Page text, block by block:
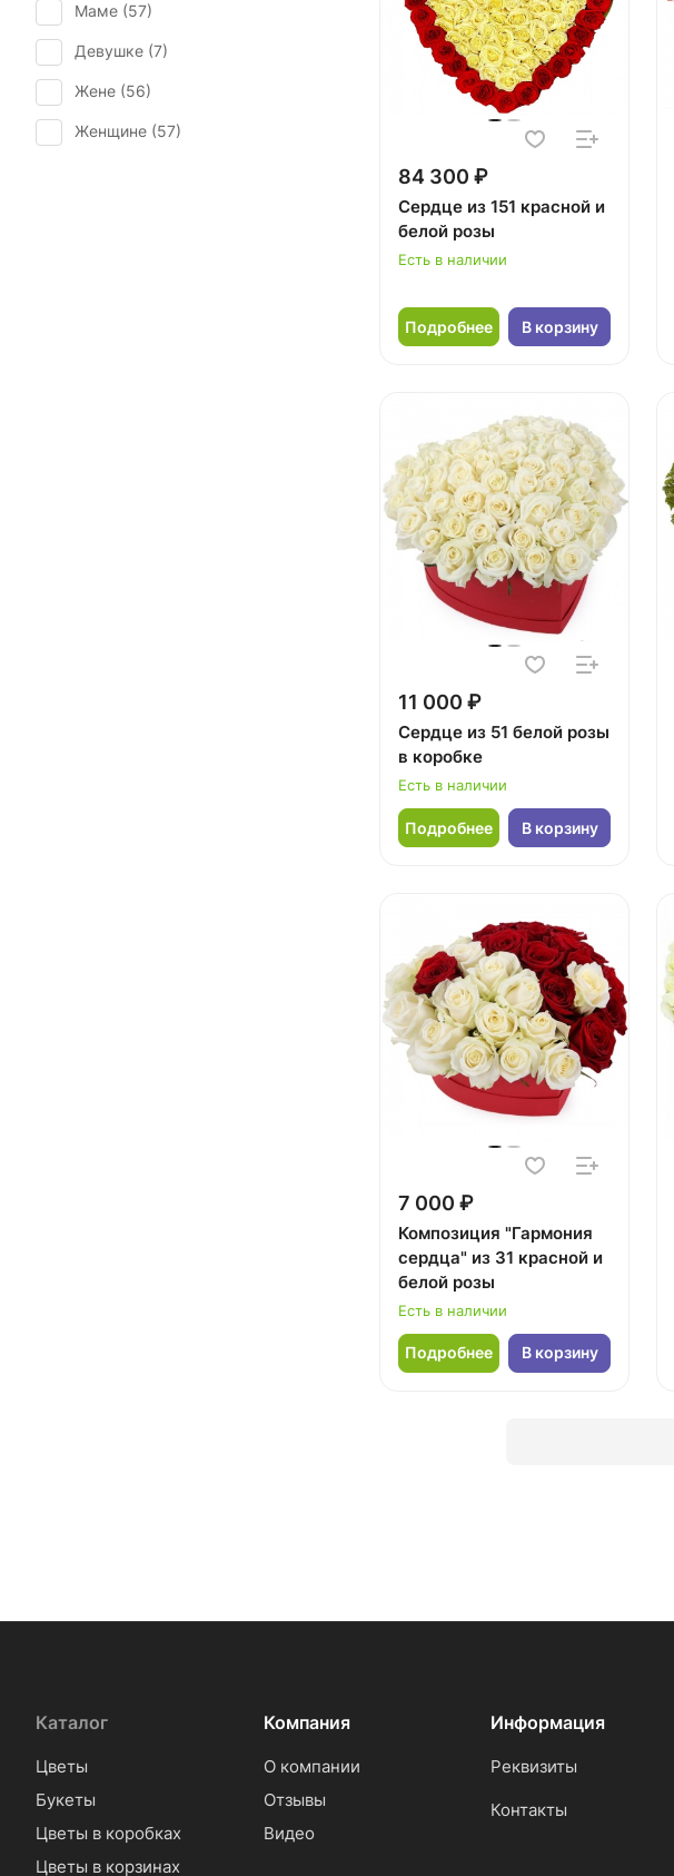
84 300 ₽
Сердце из 151 красной и
белой розы
Есть в наличии
Подробнее В корзину
11 000 ₽
Сердце из 51 белой розы
в коробке
Есть в наличии
Подробнее В корзину
7 000 ₽
Композиция "Гармония
сердца" из 31 красной и
белой розы
Есть в наличии
Подробнее В корзину
Маме (57)
Девушке (7)
Жене (56)
Женщине (57)
Каталог
Цветы
Букеты
Цветы в коробках
Цветы в корзинах
Компания
О компании
Отзывы
Видео
Информация
Реквизиты
Контакты